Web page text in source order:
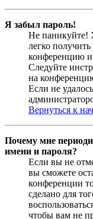
Я забыл пароль!
Не паникуйте!
легко
конференцию
Следуйте
на
Если не
Вернуться к
Почему мне
имени и пароля?
Если вы не
вы сможете
конференции
сделано для
чтобы вам не